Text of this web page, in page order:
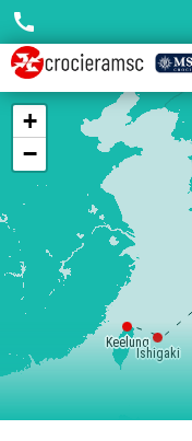
Ishigaki
Keelung
+
−
call